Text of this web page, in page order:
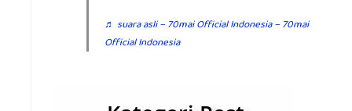
♬ suara asli – 70mai Official Indonesia – 70mai
Official Indonesia